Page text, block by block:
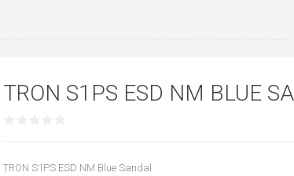
TRON S1PS ESD NM BLUE
TRON S1PS ESD NM Blue Sandal